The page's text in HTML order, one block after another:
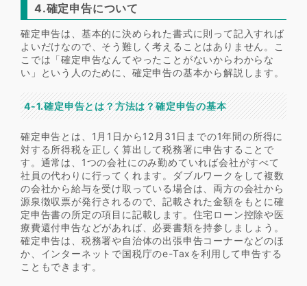
4.確定申告について
確定申告は、基本的に決められた書式に則って記入すれば
よいだけなので、そう難しく考えることはありません。こ
こでは「確定申告なんてやったことがないからわからな
い」という人のために、確定申告の基本から解説します。
4-1.確定申告とは？方法は？確定申告の基本
確定申告とは、1月1日から12月31日までの1年間の所得に
対する所得税を正しく算出して税務署に申告することで
す。通常は、1つの会社にのみ勤めていれば会社がすべて
社員の代わりに行ってくれます。ダブルワークをして複数
の会社から給与を受け取っている場合は、両方の会社から
源泉徴収票が発行されるので、記載された金額をもとに確
定申告書の所定の項目に記載します。住宅ローン控除や医
療費還付申告などがあれば、必要書類を持参しましょう。
確定申告は、税務署や自治体の出張申告コーナーなどのほ
か、インターネットで国税庁のe-Taxを利用して申告する
こともできます。